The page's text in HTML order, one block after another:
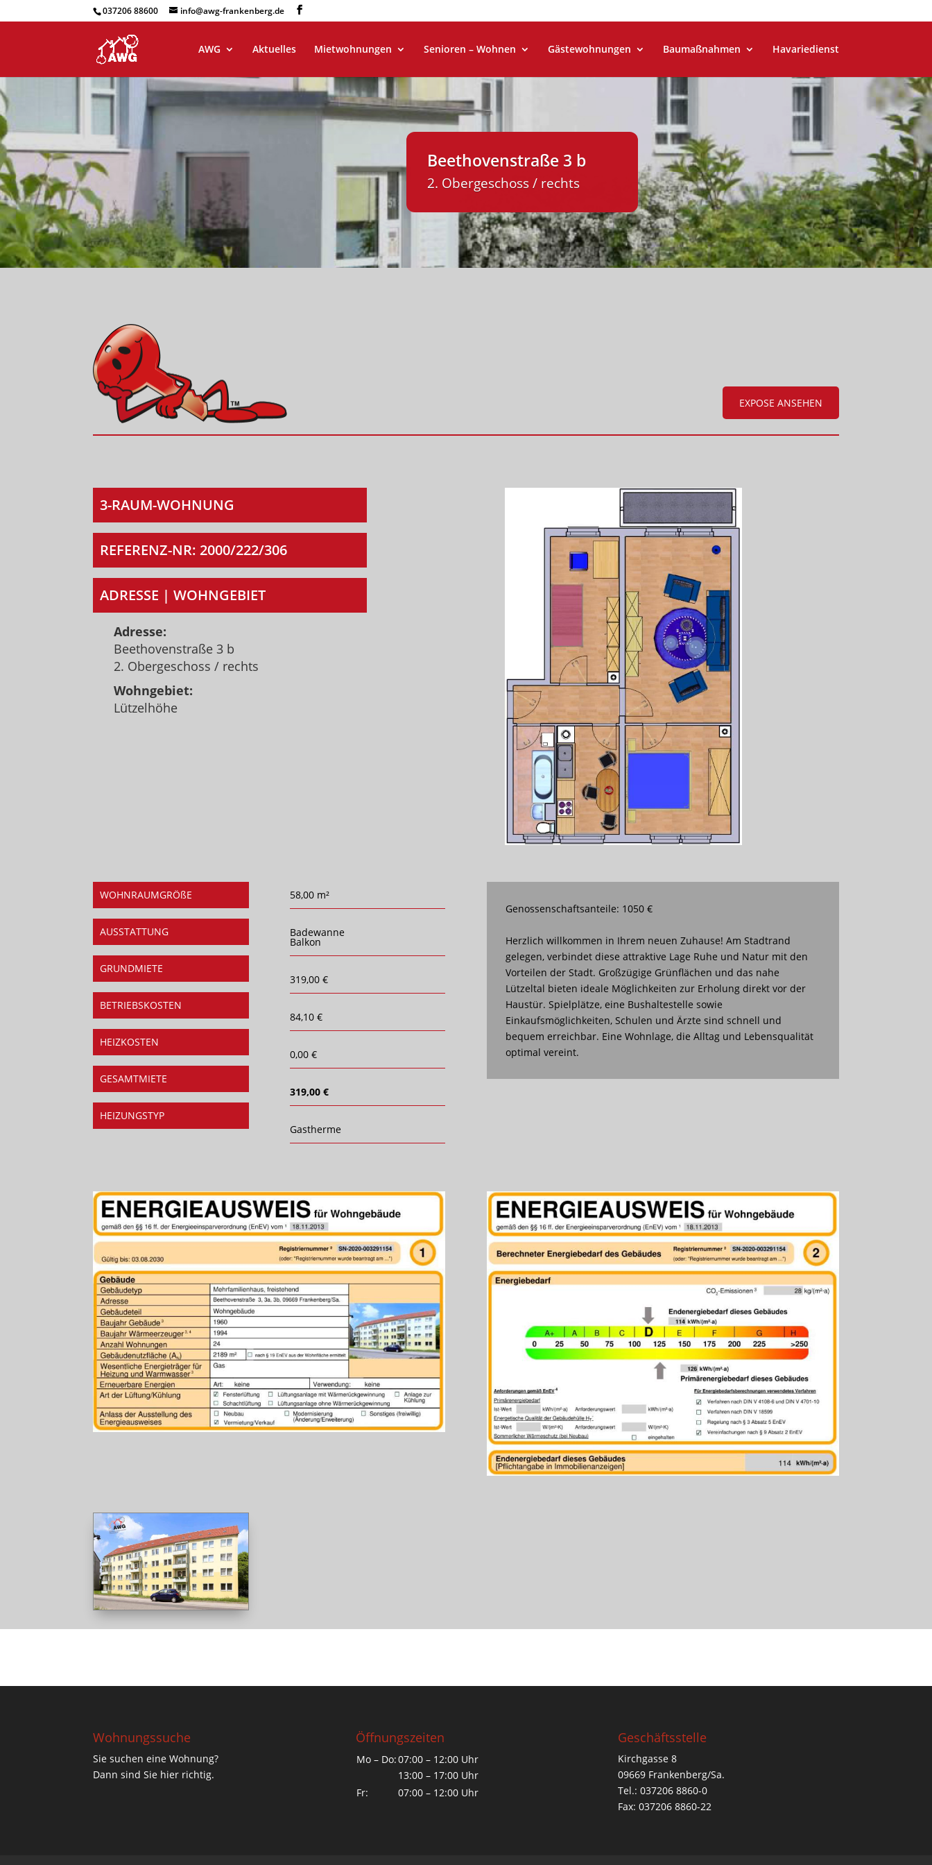
037206 88600 info@awg-frankenberg.de
AWG Aktuelles Mietwohnungen Senioren – Wohnen Gästewohnungen Baumaßnahmen Havariedienst
Beethovenstraße 3 b
2. Obergeschoss / rechts
EXPOSE ANSEHEN
3-RAUM-WOHNUNG
REFERENZ-NR: 2000/222/306
ADRESSE | WOHNGEBIET
Adresse:
Beethovenstraße 3 b
2. Obergeschoss / rechts
Wohngebiet:
Lützelhöhe
WOHNRAUMGRÖßE
AUSSTATTUNG
GRUNDMIETE
BETRIEBSKOSTEN
HEIZKOSTEN
GESAMTMIETE
HEIZUNGSTYP
58,00 m²
Badewanne
Balkon
319,00 €
84,10 €
0,00 €
319,00 €
Gastherme
Genossenschaftsanteile: 1050 €
Herzlich willkommen in Ihrem neuen Zuhause! Am Stadtrand
gelegen, verbindet diese attraktive Lage Ruhe und Natur mit den
Vorteilen der Stadt. Großzügige Grünflächen und das nahe
Lützeltal bieten ideale Möglichkeiten zur Erholung direkt vor der
Haustür. Spielplätze, eine Bushaltestelle sowie
Einkaufsmöglichkeiten, Schulen und Ärzte sind schnell und
bequem erreichbar. Eine Wohnlage, die Alltag und Lebensqualität
optimal vereint.
Wohnungssuche
Sie suchen eine Wohnung?
Dann sind Sie hier richtig.
Öffnungszeiten
Mo – Do:07:00 – 12:00 Uhr
13:00 – 17:00 Uhr
Fr:
07:00 – 12:00 Uhr
Geschäftsstelle
Kirchgasse 8
09669 Frankenberg/Sa.
Tel.: 037206 8860-0
Fax: 037206 8860-22